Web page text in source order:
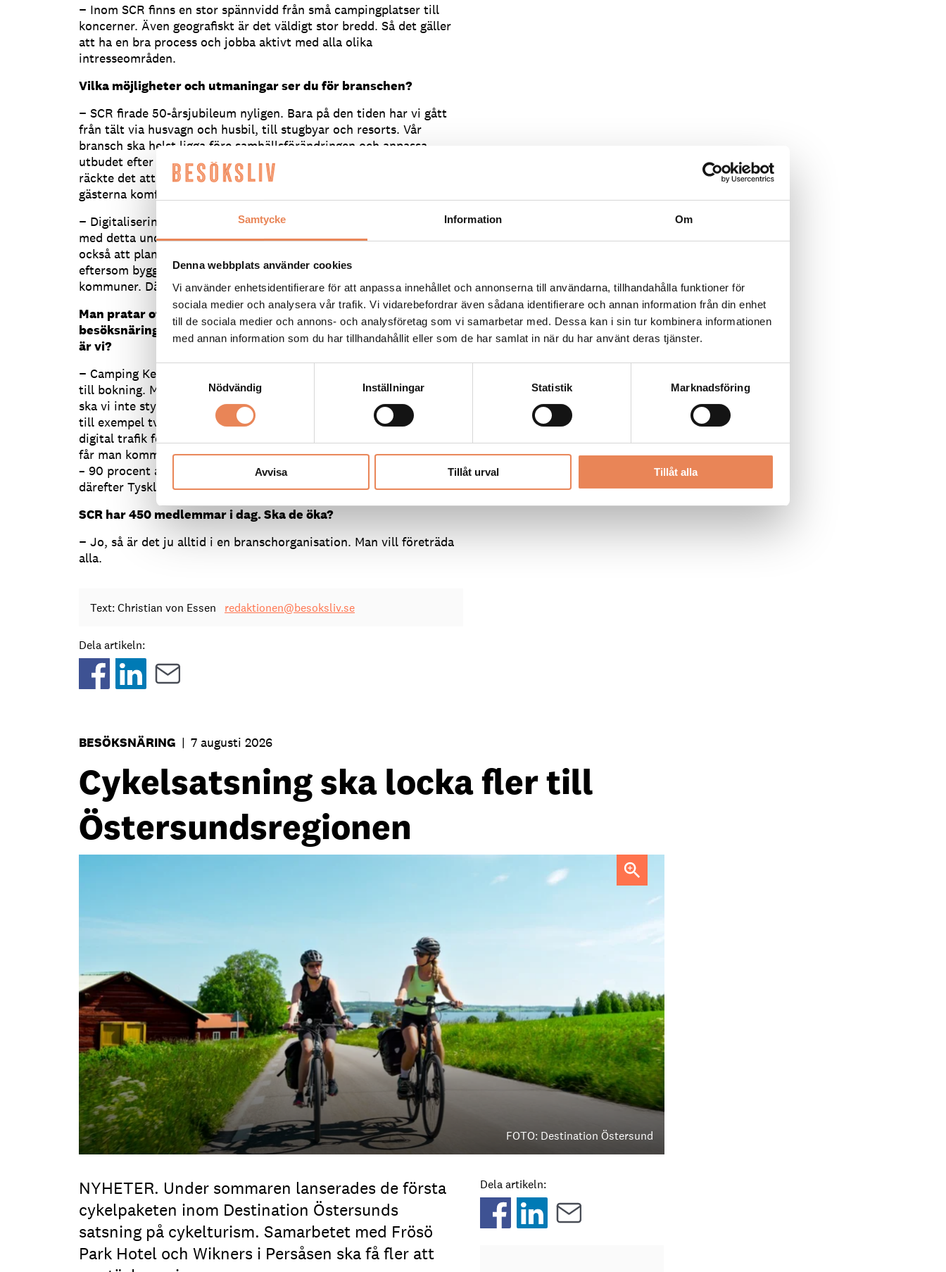
Samtycke Information Om
Denna webbplats använder cookies
Vi använder enhetsidentifierare för att anpassa innehållet och annonserna till användarna, tillhandahålla funktioner för
sociala medier och analysera vår trafik. Vi vidarebefordrar även sådana identifierare och annan information från din enhet
till de sociala medier och annons- och analysföretag som vi samarbetar med. Dessa kan i sin tur kombinera informationen
med annan information som du har tillhandahållit eller som de har samlat in när du har använt deras tjänster.
Samtyckesval
Nödvändig
Inställningar Statistik Marknadsföring
Avvisa Tillåt urval Tillåt alla
− Inom SCR finns en stor spännvidd från små campingplatser till
koncerner. Även geografiskt är det väldigt stor bredd. Så det gäller
att ha en bra process och jobba aktivt med alla olika
intresseområden.
Vilka möjligheter och utmaningar ser du för branschen?
− SCR firade 50-årsjubileum nyligen. Bara på den tiden har vi gått
från tält via husvagn och husbil, till stugbyar och resorts. Vår
bransch ska helst ligga före samhällsförändringen och anpassa
utbudet efter vad kunderna efterfrågar i dag och i morgon. Förut
räckte det att ge sig ut och campa i skogen en vecka – i dag kräver
gästerna komfort, äventyr och aktiviteter.
− Digitaliseringen är oerhört viktig, och inom SCR har man jobbat
med detta under lång tid, bland annat med Camping Key. Jag ser
också att plan- och bygglagen är utmanande för branschen,
eftersom bygglov, planer och gränsdragningar hanteras olika i olika
kommuner. Där krävs det en bättre samordning och tydlighet.
Man pratar ofta om behovet av bättre paketering för att
besöksnäringen ska kunna locka fler utländska gäster. Hur bra
är vi?
− Camping Key är ett stort steg på väg för att underlätta och locka
till bokning. Men själva paketeringen är upp till respektive bolag, där
ska vi inte styra. Däremot hjälper vi till med distributionen. Vi har
till exempel tv-programmet Gone Camping, där vi försöker få in
digital trafik för att styra vidare till respektive camping. Samtidigt
får man komma ihåg att den globala efterfrågan är ganska begränsad
– 90 procent av våra gäster kommer från Sverige och Norge,
därefter Tyskland och Holland.
SCR har 450 medlemmar i dag. Ska de öka?
− Jo, så är det ju alltid i en branschorganisation. Man vill företräda
alla.
Text: Christian von Essen redaktionen@besoksliv.se
Dela artikeln:
BESÖKSNÄRING | 7 augusti 2026
Cykelsatsning ska locka fler till
Östersundsregionen
FOTO: Destination Östersund
NYHETER. Under sommaren lanserades de första
cykelpaketen inom Destination Östersunds
satsning på cykelturism. Samarbetet med Frösö
Park Hotel och Wikners i Persåsen ska få fler att
Dela artikeln: